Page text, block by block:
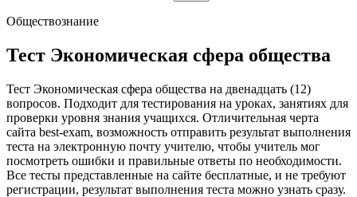
Обществознание
Тест Экономическая сфера общества
Тест Экономическая сфера общества на двенадцать (12)
вопросов. Подходит для тестирования на уроках, занятиях для
проверки уровня знания учащихся. Отличительная черта
сайта best-exam, возможность отправить результат выполнения
теста на электронную почту учителю, чтобы учитель мог
посмотреть ошибки и правильные ответы по необходимости.
Все тесты представленные на сайте бесплатные, и не требуют
регистрации, результат выполнения теста можно узнать сразу.